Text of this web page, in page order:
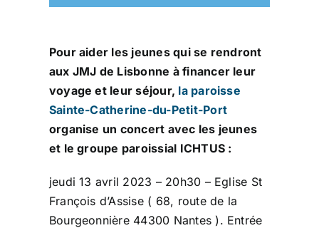
Pour aider les jeunes qui se rendront
aux JMJ de Lisbonne à financer leur
voyage et leur séjour, la paroisse
Sainte-Catherine-du-Petit-Port
organise un concert avec les jeunes
et le groupe paroissial ICHTUS :
jeudi 13 avril 2023 – 20h30 – Eglise St
François d’Assise ( 68, route de la
Bourgeonnière 44300 Nantes ). Entrée